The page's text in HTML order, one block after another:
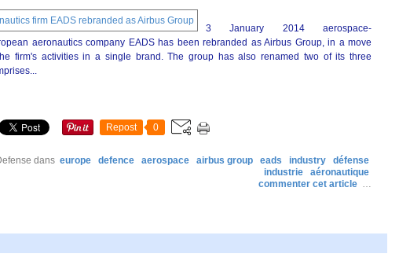
3 January 2014 aerospace-
aeronautics company EADS has been rebranded as Airbus Group, in a move
firm's activities in a single brand. The group has also renamed two of its three
Repost 0
dans europe defence aerospace airbus group eads industry
défense
industrie
aéronautique
commenter cet article …